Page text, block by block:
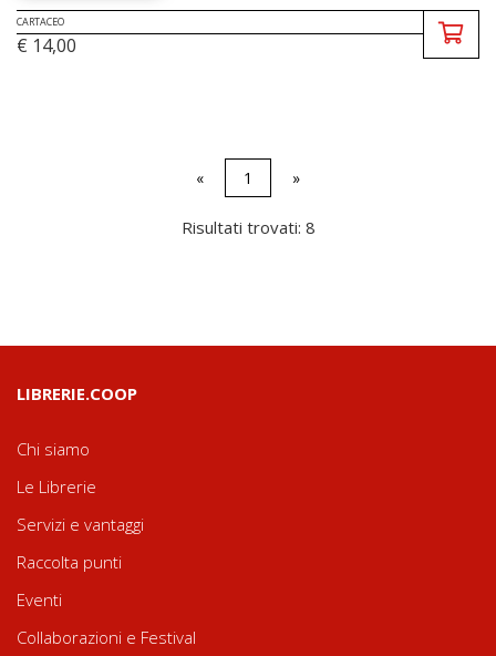
CARTACEO
€ 14,00
« 1 »
Risultati trovati: 8
LIBRERIE.COOP
Chi siamo
Le Librerie
Servizi e vantaggi
Raccolta punti
Eventi
Collaborazioni e Festival